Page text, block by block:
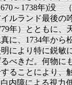
～1738年)没
ランド最後
年）とともに
に、1734年か
より特に鋭敏
べきだ。何物
ることにより
内障による視